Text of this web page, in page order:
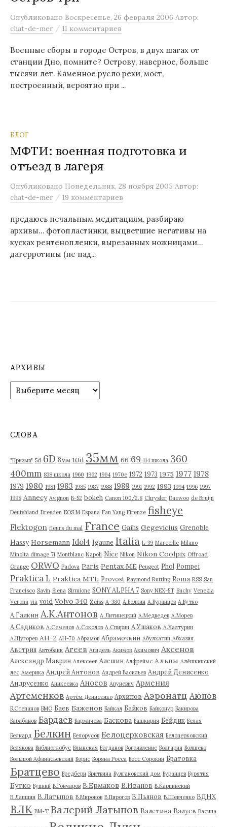
м
у
Опубликовано Воскресенье, 26 февраля 2006 Автор:
chat-de-mer / 11 комментариев
Военные сборы в городе Остров, в двух шагах от
станции Дно, помните? Острову, наверное, больше
тысячи лет. Каменное русло реки, мост,
построенный, вероятно при ...
БЛОГ
МФТИ: военная подготовка и
отъезд в лагеря
Опубликовано Понедельник, 28 ноября 2005 Автор:
chat-de-mer / 19 комментариев
предаюсь печальным медитациям, разбираю
архивы… фотопластинки, выцветшие негативы на
кусках рентенопленки, вырезанных ножницами…
дагерротипы (не пад...
АРХИВЫ
р
в
СЛОВА
"Призыв" 5d 6D 8мм 10d 35мм 66 69 114 школа 360
400mm 838 школа 1960 1962 1964 1970е 1972 1973 1975 1977 1978
1979 1980 1981 1983 1985 1987 1988 1989 1991 1992 1993 1994 1996 1997
1998 Annecy Avignon B-52 bokeh Canon 100/2.8 Chrysler Daewoo de Bruijn
Deutshland Dresden EOS M Espana Fan Yang Firenze fisheye
Flektogon fleurs du mal France Gailis Gegevicius Grenoble
Hassy Horsemann Idol4 Igaune Italia L-39 Marceille Milano
Minolta dimage 7i Montblanc Napoli Nice Nikon Nikon Coolpix Offroad
Orange ORWO Padova Paris Pentax ME Peugeot Phol Pompei
Praktica L Praktica MTL Provost Raymond Rutting Roma RSS San
Francisco Savin Siena Sirmione SONY ALPHA 7 Sony NEX-5T Suchy Venezia
Verona via void Volvo 340 Zeiss А-380 А.Белкин А.Буранцев А.Бутко
А.Галкин А.К.Антонов А.Литинецкий А.Медведев А.Морев
А.Садиков А.Семенов А.Соколов А.Спирин А.Ушаков А.Халтурин
А.Щугорев АН-2 АН-70 Абрамов Абрамочкин Абулхатин Абхазия
Австрия Автобанк Агеев Агидель Акимов Акимович Аксенов
Александр Маврин Алексеев Алешин Алфреймс Альпы Алёшкинский
лес Америка Андрей Антонов Андрей Васильев Андрей Денисенко
Андрусенко Аникеевка Аносов Апуневич Армения
Артеменков Артём Денисенко Архипов Аэронатц Аюпов
Б.Степанов БМО Баев Баженов Байкал Байков Байконур Бакирова
Барабанов Бардаев Бармичева Баскова Башкирия Бейдик Белая
Белкард Белкин Белорусов Белоцерковская Белоцерковский
Белякова Библиоглобус Блынская Богданов Богоявление Болгария Болшево
Большой Афанасьевский Борис Боряна Росса Босс Сорокин Братовка
Братцево Бредбери Бритвина Булгаковский дом Буранцев Бурятия
Бутко Буцкий В.Гончаров В.Ермаков В.Иванов В.Карпинский
В.Лапшин В.Латыпов В.Миронов В.Пирогов В.Пьянов В.Шевченко ВДНХ
ВЛК ВМ-Т Валерий Латыпов Валетина Валуев Васина